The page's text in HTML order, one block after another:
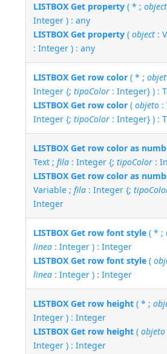
LISTBOX Get property ( * ;object
Integer ) : any
LISTBOX Get property (object :
: Integer ) : any
LISTBOX Get row color ( * ;
Integer {;tipoColor : Integer} ) :
LISTBOX Get row color (objeto :
Integer {;tipoColor : Integer} ) :
LISTBOX Get row color as
Text ;fila : Integer {;tipoColor :
LISTBOX Get row color as
Variable ;fila : Integer {;
Integer
LISTBOX Get row font style ( * ;
linea : Integer ) : Integer
LISTBOX Get row font style (
linea : Integer ) : Integer
LISTBOX Get row height ( * ;
Integer ) : Integer
LISTBOX Get row height (objeto
Integer ) : Integer